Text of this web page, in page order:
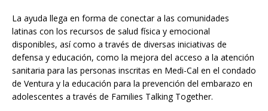
La ayuda llega en forma de conectar a las comunidades
latinas con los recursos de salud física y emocional
disponibles, así como a través de diversas iniciativas de
defensa y educación, como la mejora del acceso a la atención
sanitaria para las personas inscritas en Medi-Cal en el condado
de Ventura y la educación para la prevención del embarazo en
adolescentes a través de Families Talking Together.